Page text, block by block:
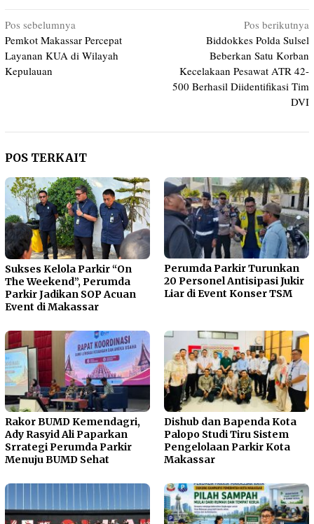
Navigasi
pos
Pos sebelumnya
Pemkot Makassar Percepat
Layanan KUA di Wilayah
Kepulauan
Pos berikutnya
Biddokkes Polda Sulsel
Beberkan Satu Korban
Kecelakaan Pesawat ATR 42-
500 Berhasil Diidentifikasi Tim
DVI
POS TERKAIT
Sukses Kelola Parkir “On
The Weekend”, Perumda
Parkir Jadikan SOP Acuan
Event di Makassar
Perumda Parkir Turunkan
20 Personel Antisipasi Jukir
Liar di Event Konser TSM
Rakor BUMD Kemendagri,
Ady Rasyid Ali Paparkan
Srrategi Perumda Parkir
Menuju BUMD Sehat
Dishub dan Bapenda Kota
Palopo Studi Tiru Sistem
Pengelolaan Parkir Kota
Makassar